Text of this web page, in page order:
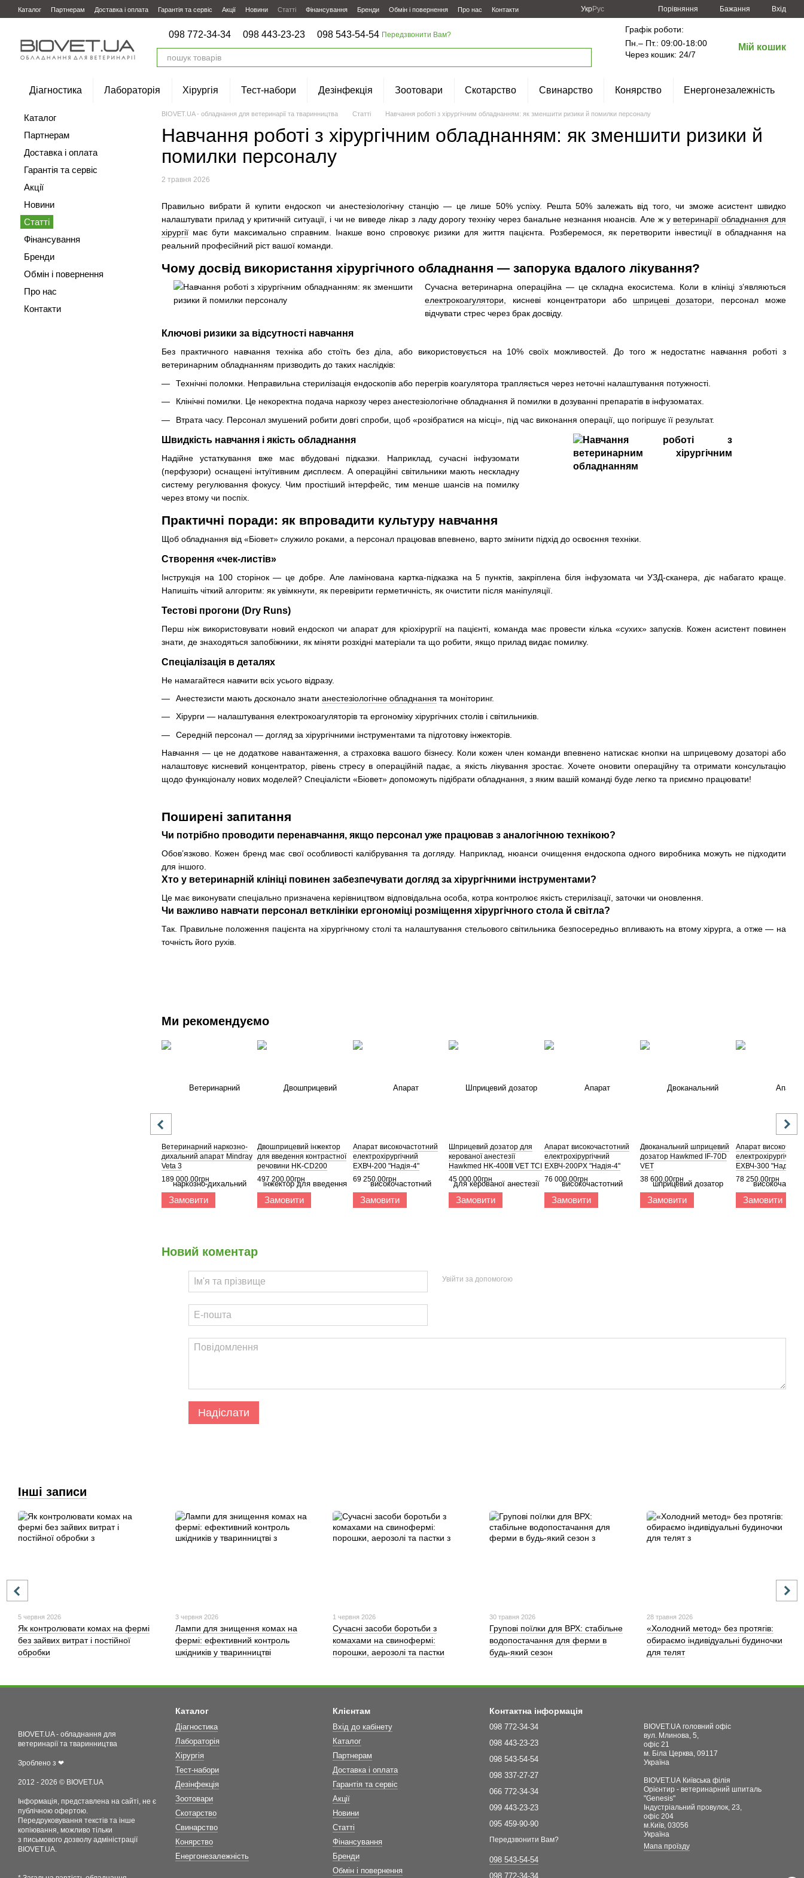
Перейти до основного контенту
Каталог Партнерам Доставка і оплата Гарантія та сервіс Акції Новини Статті Фінансування Бренди Обмін і повернення Про нас Контакти УкрРус Порівняння Бажання Вхід
098 772-34-34 098 443-23-23 098 543-54-54 Передзвонити Вам?
Графік роботи:
Пн.– Пт.: 09:00-18:00
Через кошик: 24/7
Мій кошик
Діагностика Лабораторія Хірургія Тест-набори Дезінфекція Зоотовари Скотарство Свинарство Конярство Енергонезалежність
BIOVET.UA - обладнання для ветеринарії та тваринництва Статті Навчання роботі з хірургічним обладнанням: як зменшити ризики й помилки персоналу
Навчання роботі з хірургічним обладнанням: як зменшити ризики й
помилки персоналу
2 травня 2026
Правильно вибрати й купити ендоскоп чи анестезіологічну станцію — це лише 50% успіху. Решта 50% залежать від того, чи зможе асистент швидко
налаштувати прилад у критичній ситуації, і чи не виведе лікар з ладу дорогу техніку через банальне незнання нюансів. Але ж у ветеринарії обладнання для
хірургії має бути максимально справним. Інакше воно спровокує ризики для життя пацієнта. Розберемося, як перетворити інвестиції в обладнання на
реальний професійний ріст вашої команди.
Чому досвід використання хірургічного обладнання — запорука вдалого лікування?
Сучасна ветеринарна операційна — це складна екосистема. Коли в клініці з’являються
електрокоагулятори, кисневі концентратори або шприцеві дозатори, персонал може
відчувати стрес через брак досвіду.
Ключові ризики за відсутності навчання
Без практичного навчання техніка або стоїть без діла, або використовується на 10% своїх можливостей. До того ж недостатнє навчання роботі з
ветеринарним обладнанням призводить до таких наслідків:
Технічні поломки. Неправильна стерилізація ендоскопів або перегрів коагулятора трапляється через неточні налаштування потужності.
Клінічні помилки. Це некоректна подача наркозу через анестезіологічне обладнання й помилки в дозуванні препаратів в інфузоматах.
Втрата часу. Персонал змушений робити довгі спроби, щоб «розібратися на місці», під час виконання операції, що погіршує її результат.
Швидкість навчання і якість обладнання
Надійне устаткування вже має вбудовані підказки. Наприклад, сучасні інфузомати
(перфузори) оснащені інтуїтивним дисплеєм. А операційні світильники мають нескладну
систему регулювання фокусу. Чим простіший інтерфейс, тим менше шансів на помилку
через втому чи поспіх.
Практичні поради: як впровадити культуру навчання
Щоб обладнання від «Біовет» служило роками, а персонал працював впевнено, варто змінити підхід до освоєння техніки.
Створення «чек-листів»
Інструкція на 100 сторінок — це добре. Але ламінована картка-підказка на 5 пунктів, закріплена біля інфузомата чи УЗД-сканера, діє набагато краще.
Напишіть чіткий алгоритм: як увімкнути, як перевірити герметичність, як очистити після маніпуляції.
Тестові прогони (Dry Runs)
Перш ніж використовувати новий ендоскоп чи апарат для кріохірургії на пацієнті, команда має провести кілька «сухих» запусків. Кожен асистент повинен
знати, де знаходяться запобіжники, як міняти розхідні матеріали та що робити, якщо прилад видає помилку.
Спеціалізація в деталях
Не намагайтеся навчити всіх усього відразу.
Анестезисти мають досконало знати анестезіологічне обладнання та моніторинг.
Хірурги — налаштування електрокоагуляторів та ергономіку хірургічних столів і світильників.
Середній персонал — догляд за хірургічними інструментами та підготовку інжекторів.
Навчання — це не додаткове навантаження, а страховка вашого бізнесу. Коли кожен член команди впевнено натискає кнопки на шприцевому дозаторі або
налаштовує кисневий концентратор, рівень стресу в операційній падає, а якість лікування зростає. Хочете оновити операційну та отримати консультацію
щодо функціоналу нових моделей? Спеціалісти «Біовет» допоможуть підібрати обладнання, з яким вашій команді буде легко та приємно працювати!
Поширені запитання
Чи потрібно проводити перенавчання, якщо персонал уже працював з аналогічною технікою?
Обов’язково. Кожен бренд має свої особливості калібрування та догляду. Наприклад, нюанси очищення ендоскопа одного виробника можуть не підходити
для іншого.
Хто у ветеринарній клініці повинен забезпечувати догляд за хірургічними інструментами?
Це має виконувати спеціально призначена керівництвом відповідальна особа, котра контролює якість стерилізації, заточки чи оновлення.
Чи важливо навчати персонал ветклініки ергономіці розміщення хірургічного стола й світла?
Так. Правильне положення пацієнта на хірургічному столі та налаштування стельового світильника безпосередньо впливають на втому хірурга, а отже — на
точність його рухів.
Ми рекомендуємо
Ветеринарний наркозно-
дихальний апарат Mindray
Veta 3
189 000.00грн
Замовити
Двошприцевий інжектор
для введення контрастної
речовини HK-CD200
Vet/HK-CD115 Vet
497 200.00грн
Замовити
Апарат високочастотний
електрохiрургiчний
ЕХВЧ-200 "Надія-4"
69 250.00грн
Замовити
Шприцевий дозатор для
керованої анестезії
Hawkmed HK-400Ⅲ VET TCI
45 000.00грн
Замовити
Апарат високочастотний
електрохiрургiчний
ЕХВЧ-200PX "Надія-4"
76 000.00грн
Замовити
Двоканальний шприцевий
дозатор Hawkmed IF-70D
VET
38 600.00грн
Замовити
Апарат
електрохiрургiчний
ЕХВЧ-300 "Надія-4"
78 250.00грн
Замовити
Новий коментар
Увійти за допомогою
Надіслати
Каталог
Партнерам
Доставка і оплата
Гарантія та сервіс
Акції
Новини
Статті
Фінансування
Бренди
Обмін і повернення
Про нас
Контакти
Інші записи
5 червня 2026
Як контролювати комах на фермі
без зайвих витрат і постійної
обробки
3 червня 2026
Лампи для знищення комах на
фермі: ефективний контроль
шкідників у тваринництві
1 червня 2026
Сучасні засоби боротьби з
комахами на свинофермі:
порошки, аерозолі та пастки
30 травня 2026
Групові поїлки для ВРХ: стабільне
водопостачання для ферми в
будь-який сезон
28 травня 2026
«Холодний метод» без протягів:
обираємо індивідуальні будиночки
для телят
BIOVET.UA - обладнання для
ветеринарії та тваринництва
Зроблено з ❤
2012 - 2026 © BIOVET.UA
Інформація, представлена на сайті, не є
публічною офертою.
Передруковування текстів та інше
копіювання, можливо тільки
з письмового дозволу адміністрації
BIOVET.UA.
Каталог
Діагностика
Лабораторія
Хірургія
Тест-набори
Дезінфекція
Зоотовари
Скотарство
Свинарство
Конярство
Енергонезалежність
Клієнтам
Вхід до кабінету
Каталог
Партнерам
Доставка і оплата
Гарантія та сервіс
Акції
Новини
Статті
Фінансування
Бренди
Обмін і повернення
Контактна інформація
098 772-34-34
098 443-23-23
098 543-54-54
098 337-27-27
066 772-34-34
099 443-23-23
095 459-90-90
Передзвонити Вам?
098 543-54-54
098 772-34-34
BIOVET.UA головний офіс
вул. Млинова, 5,
офіс 21
м. Біла Церква, 09117
Україна
BIOVET.UA Київська філія
Орієнтир - ветеринарний шпиталь
"Genesis"
Індустріальний провулок, 23,
офіс 204
м.Київ, 03056
Україна
Мапа проїзду